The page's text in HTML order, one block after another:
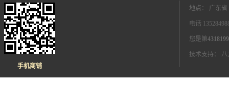
手机商铺
地点： 广东
电话
您是第4318199
技术支持： 八